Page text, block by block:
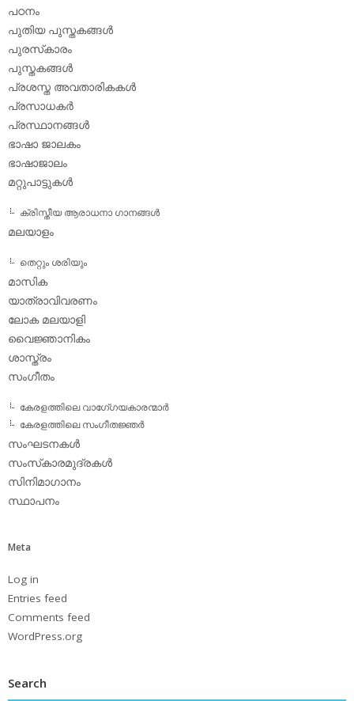
പഠനം
പുതിയ പുസ്തകങ്ങള്‍
പുരസ്‌കാരം
പുസ്തകങ്ങള്‍
പ്രശസ്ത അവതാരികകള്‍
പ്രസാധകര്‍
പ്രസ്ഥാനങ്ങള്‍
ഭാഷാ ജാലകം
ഭാഷാജാലം
മറ്റുപാട്ടുകള്‍
ക്രിസ്തീയ ആരാധനാ ഗാനങ്ങള്‍
മലയാളം
തെറ്റും ശരിയും
മാസിക
യാത്രാവിവരണം
ലോക മലയാളി
വൈജ്ഞാനികം
ശാസ്ത്രം
സംഗീതം
കേരളത്തിലെ വാഗേ്ഗയകാരന്മാര്‍
കേരളത്തിലെ സംഗീതജ്ഞര്‍
സംഘടനകള്‍
സംസ്‌കാരമുദ്രകള്‍
സിനിമാഗാനം
സ്ഥാപനം
Meta
Log in
Entries feed
Comments feed
WordPress.org
Search